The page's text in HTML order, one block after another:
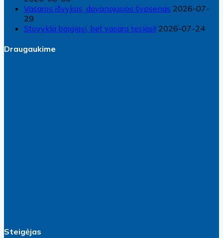
Vasaros išvykos, dovanojusios šypsenas 2026-07-
29
Stovykla baigiasi, bet vasara tęsiasi! 2026-07-24
Draugaukime
Steigėjas